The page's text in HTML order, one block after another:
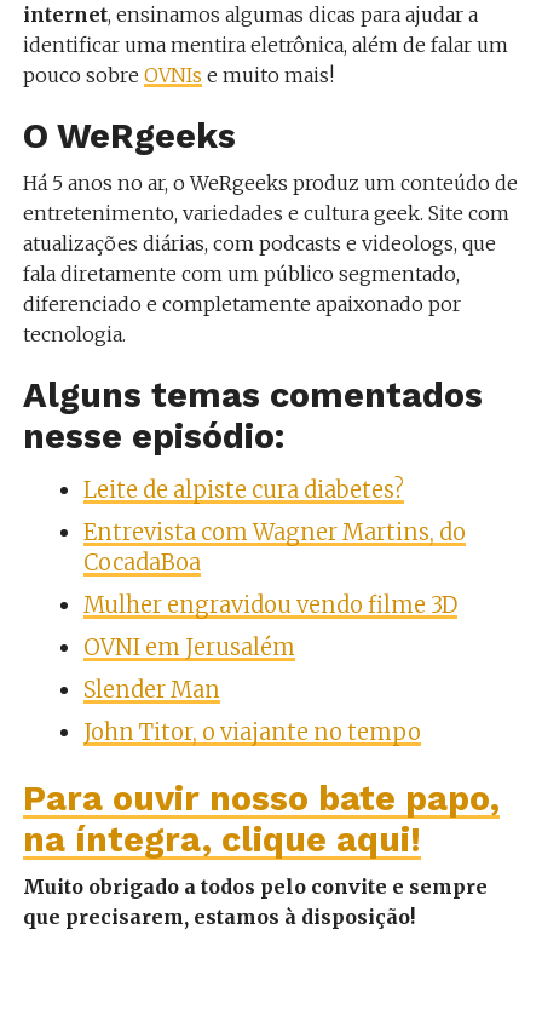
internet, ensinamos algumas dicas para ajudar a
identificar uma mentira eletrônica, além de falar um
pouco sobre OVNIs e muito mais!
O WeRgeeks
Há 5 anos no ar, o WeRgeeks produz um conteúdo de
entretenimento, variedades e cultura geek. Site com
atualizações diárias, com podcasts e videologs, que
fala diretamente com um público segmentado,
diferenciado e completamente apaixonado por
tecnologia.
Alguns temas comentados
nesse episódio:
Leite de alpiste cura diabetes?
Entrevista com Wagner Martins, do
CocadaBoa
Mulher engravidou vendo filme 3D
OVNI em Jerusalém
Slender Man
John Titor, o viajante no tempo
Para ouvir nosso bate papo,
na íntegra, clique aqui!
Muito obrigado a todos pelo convite e sempre
que precisarem, estamos à disposição!